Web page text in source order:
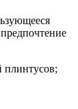
плинтусов;